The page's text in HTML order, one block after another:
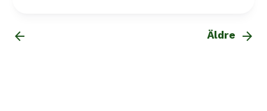
arrow_back Äldre arrow_forward